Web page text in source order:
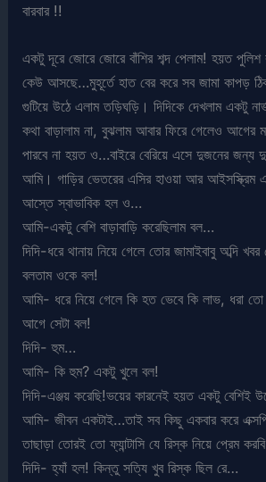
বারবার !!
একটু দূরে জোরে জোরে বাঁশির শব্দ পেলাম! হয়ত পুলিশ
কেউ আসছে…মুহূর্তে হাত বের করে সব জামা কাপড়
গুটিয়ে উঠে এলাম তড়িঘড়ি। দিদিকে দেখলাম একটু
কথা বাড়ালাম না, বুঝলাম আবার ফিরে গেলেও আগের
পারবে না হয়ত ও…বাইরে বেরিয়ে এসে দুজনের জন্য
আমি। গাড়ির ভেতরের এসির হাওয়া আর আইসস্ক্রিম
আস্তে স্বাভাবিক হল ও…
আমি-একটু বেশি বাড়াবাড়ি করেছিলাম বল…
দিদি-ধরে থানায় নিয়ে গেলে তোর জামাইবাবু অব্দি
বলতাম ওকে বল!
আমি- ধরে নিয়ে গেলে কি হত ভেবে কি লাভ, ধরা
আগে সেটা বল!
দিদি- হুম…
আমি- কি হুম? একটু খুলে বল!
দিদি-এঞ্জয় করেছি!ভয়ের কারনেই হয়ত একটু বেশিই
আমি- জীবন একটাই…তাই সব কিছু একবার করে
তাছাড়া তোরই তো ফ্যান্টাসি যে রিস্ক নিয়ে প্রেম
দিদি- হ্যাঁ হল! কিন্তু সত্যি খুব রিস্ক ছিল রে…